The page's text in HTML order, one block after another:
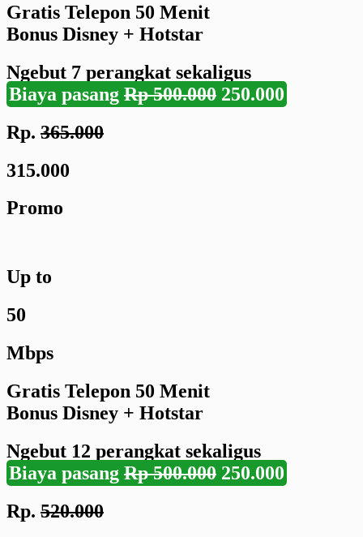
Gratis Telepon 50 Menit
Bonus Disney + Hotstar
Ngebut 7 perangkat sekaligus
Biaya pasang Rp 500.000 250.000
Rp. 365.000
315.000
Promo
Up to
50
Mbps
Gratis Telepon 50 Menit
Bonus Disney + Hotstar
Ngebut 12 perangkat sekaligus
Biaya pasang Rp 500.000 250.000
Rp. 520.000